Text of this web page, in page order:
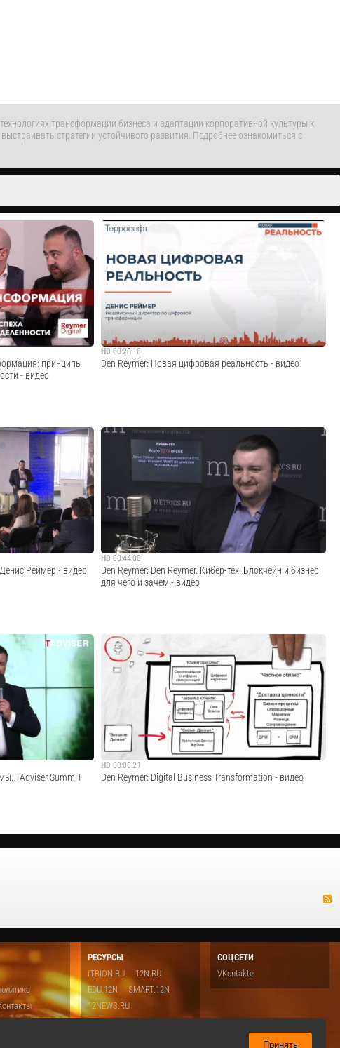
трансформации бизнеса и адаптации корпоративной культуры к
стратегии устойчивого развития. Подробнее ознакомиться с
принципы
- видео
принципы
24 июня 2024
новой
«Трансформация
Вы...
HD 00:28:10
Den Reymer: Новая цифровая реальность - видео
Keynote выступление на конференции Terrasoft
Accelerate Global 2020
Cмотреть видео
Реймер - видео
мастер классом на
HD 00:44:00
Den Reymer: Den Reymer. Кибер-тех. Блокчейн и бизнес
для чего и зачем - видео
Интервью на радио Mediametrics Кибер-тех. Блокчейн и
бизнес: для чего и зачем. Ведущий: Валерия Лич
Cмотреть видео
TAdviser SummIT
HD 00:00:21
Den Reymer: Digital Business Transformation - видео
РЕСУРСЫ
ITBION.RU
12N.RU
EDU.12N
SMART.12N
12NEWS.RU
СОЦСЕТИ
VKontakte
Принять